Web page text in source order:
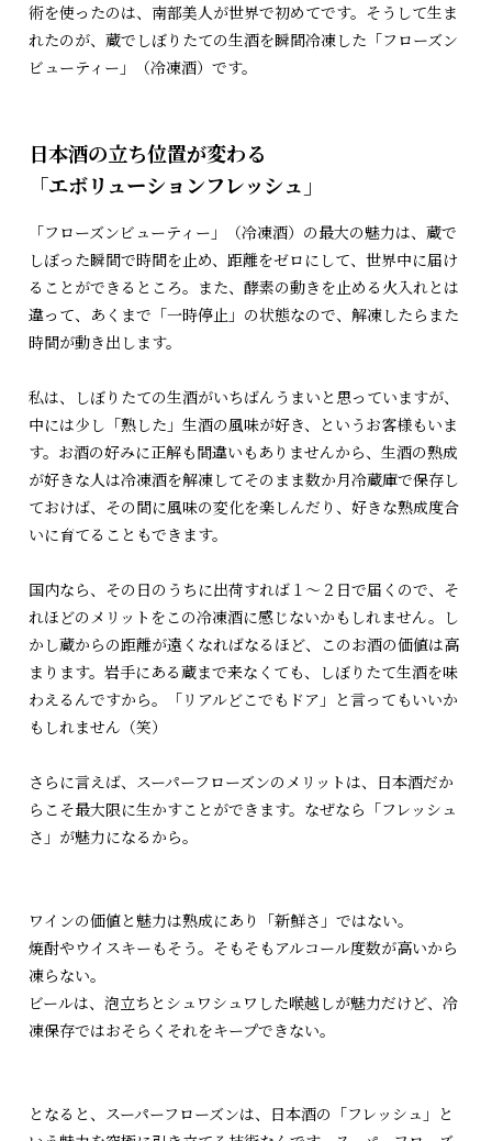
術を使ったのは、南部美人が世界で初めてです。そうして生ま
れたのが、蔵でしぼりたての生酒を瞬間冷凍した「フローズン
ビューティー」（冷凍酒）です。
日本酒の立ち位置が変わる
「エボリューションフレッシュ」
「フローズンビューティー」（冷凍酒）の最大の魅力は、蔵で
しぼった瞬間で時間を止め、距離をゼロにして、世界中に届け
ることができるところ。また、酵素の動きを止める火入れとは
違って、あくまで「一時停止」の状態なので、解凍したらまた
時間が動き出します。
私は、しぼりたての生酒がいちばんうまいと思っていますが、
中には少し「熟した」生酒の風味が好き、というお客様もいま
す。お酒の好みに正解も間違いもありませんから、生酒の熟成
が好きな人は冷凍酒を解凍してそのまま数か月冷蔵庫で保存し
ておけば、その間に風味の変化を楽しんだり、好きな熟成度合
いに育てることもできます。
国内なら、その日のうちに出荷すれば１〜２日で届くので、そ
れほどのメリットをこの冷凍酒に感じないかもしれません。し
かし蔵からの距離が遠くなればなるほど、このお酒の価値は高
まります。岩手にある蔵まで来なくても、しぼりたて生酒を味
わえるんですから。「リアルどこでもドア」と言ってもいいか
もしれません（笑）
さらに言えば、スーパーフローズンのメリットは、日本酒だか
らこそ最大限に生かすことができます。なぜなら「フレッシュ
さ」が魅力になるから。
ワインの価値と魅力は熟成にあり「新鮮さ」ではない。
焼酎やウイスキーもそう。そもそもアルコール度数が高いから
凍らない。
ビールは、泡立ちとシュワシュワした喉越しが魅力だけど、冷
凍保存ではおそらくそれをキープできない。
となると、スーパーフローズンは、日本酒の「フレッシュ」と